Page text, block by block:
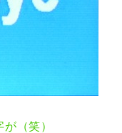
（笑）